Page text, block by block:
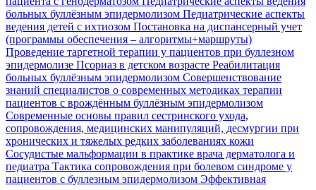
больных буллёзным эпидермолизом Педиатрические аспекты
ведения детей с ихтиозом Постановка на диспансерный учет
(программы обеспечения – алгоритмы+маршруты)
Проведение таргетной терапии у пациентов при буллезном
эпидермолизе Псориаз в детском возрасте Реабилитация
больных буллёзным эпидермолизом Совершенствование
знаний специалистов о современных методиках терапии
пациентов с врождённым буллёзным эпидермолизом
Современные основы правил сестринского ухода,
сопровождения, медицинских манипуляций, десмургии при
хронических и тяжелых редких заболеваниях кожи
Сосудистые мальформации в практике врача дерматолога и
педиатра Тактика сопровождения при болевом синдроме у
пациентов с буллезным эпидермолизом Эффективная